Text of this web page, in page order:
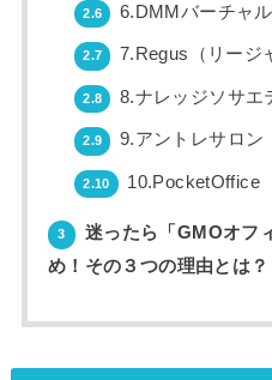
2.6 6.DMMバーチャ
2.7 7.Regus（リージ
2.8 8.ナレッジソサエ
2.9 9.アントレサロン
2.10 10.PocketOffice
3
迷ったら「GMOオフ
め！その３つの理由とは？